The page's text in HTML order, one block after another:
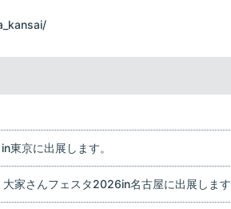
東京に出展します。
家さんフェスタ2026in名古屋に出展します